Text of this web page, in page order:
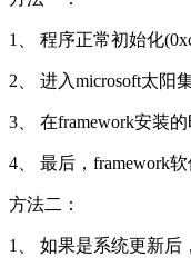
1、 程序正常初始化
2、 进入microsoft太阳
3、 在framework安装
4、 最后，framework
方法二：
1、 如果是系统更新后